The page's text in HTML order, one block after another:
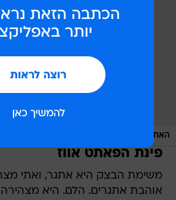
האחים סופר מאריו התקשרו לברך. סלמה
פינת הפאתט אווז
משימת הבצק היא אתגר, ואתי
אוהבת אתגרים. הלם. היא